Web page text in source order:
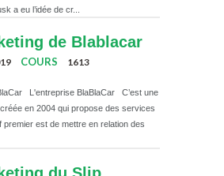
a eu l’idée de cr...
de Blablacar
COURS
1613
L'entreprise BlaBlaCar C’est une
en 2004 qui propose des services
premier est de mettre en relation des